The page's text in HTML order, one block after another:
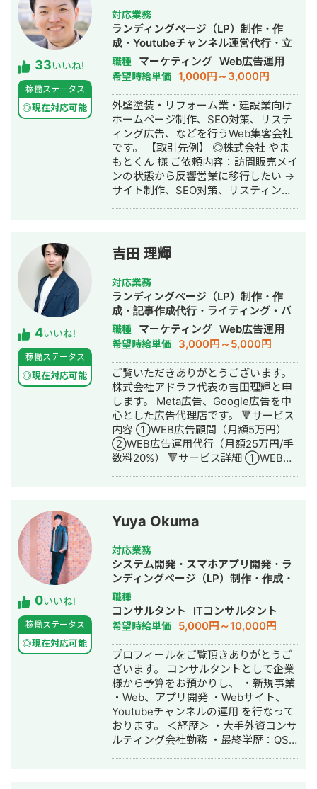
告運用、メルマガ施策、ホワイトペー
パー制作、会員登録導線の改善など幅
広く対応しておりますが、特定の施策
ありきではありません。 企業様の商材
や営業体制、ターゲット顧客、競合状
況を踏まえ、「今取り組むべき施策は
何か」という視点から、最適なマーケ
ティング戦略をご提案いたします。
「BtoB ECを立ち上げたものの、思う
ように成果が出ていない」 「営業活動
をもっと効率化したい」 「ECを新たな
営業チャネルとして育てていきたい」
そんな企業様のパートナーとして、事
業の成長をご支援いたします。お気軽
にご相談ください。
33いいね!
稼働ステータス
◎現在対応可能
対応業務
ランディングページ（LP）制作・作
成・Youtubeチャンネル運営代行・立
ち上げ・SEO対策・新規事業立上・
SNS運用代行・記事作成代行・ライテ
ィング・ホームページ制作・作成・バ
ナー制作・デザイン・リスティング広
告運用代行・オウンドメディア制作・
構築・運用代行・動画制作・動画編集
職種 マーケティング Web広告運用
希望時給単価 1,000円～3,000円
外壁塗装・リフォーム業・建設業向け
ホームページ制作、SEO対策、リステ
ィング広告、などを行うWeb集客会社
です。 【取引先例】 ◎株式会社 やま
もとくん 様 ご依頼内容：訪問販売メイ
ンの状態から反響営業に移行したい →
サイト制作、SEO対策、リスティング
ムコーポレーション（ユーペイント）
様 ご依頼内容：Web集客を依頼したい
→サイト制作、SEO対策、リスティン
グ広告運用を実施 ◎商工会・業界メデ
ィア支援例 「東村山市商工会」様 「外
壁塗装の窓口」様 ほか多数 ◎難関キー
ワードで上位表示 ・「屋根」で1位 ・
「ガルバリウム 鋼板」で1位 ・「塗り
壁」で1位 ・「外壁塗装」で3位 ・「埼
玉 リフォーム」「千葉県 外壁塗装」
「つくば市 外壁塗装」など地域キーワ
ードでも1位を多数獲得 【自己紹介】
・高校卒業後、札幌市で老舗の施工会
社に就職。職人として活動する ・
RIZAPの子会社に転職し、10年勤務。
事業部で最年少の支配人となり、新規
出店などを経験 ・副業だったマーケテ
株式会社」を設立 ・法人化後も、3年
連続で150％以上の業績アップを実現
【略歴】 2018年〜2021年 ・外壁塗装
会社の集客のプロとして個人事業主で
活動 2022年〜 ・トソーマ株式会社
代表取締役 >リフォーム業・建設業
の集客支援 >SEO事業 >リスティ
ング広告事業 >ホームページ・LP制
作事業 LINE（無料相談をご希望の方）
https://s.lmes.jp/landing-
qr/2000788262-7YNDe1MK?
uLand=UGw3dP トソーマ株式会社公
式サイト https://tosoma.co.jp 無料で
相談も受け付けています。 興味がある
方は、LINEでお気軽にご連絡ください
ませ。
4いいね!
稼働ステータス
◎現在対応可能
吉田 理輝
対応業務
ランディングページ（LP）制作・作
成・記事作成代行・ライティング・バ
ナー制作・デザイン・リスティング広
告運用代行・動画制作・動画編集
職種 マーケティング Web広告運用
希望時給単価 3,000円～5,000円
ご覧いただきありがとうございます。
株式会社アドラフ代表の吉田理輝と申
します。 Meta広告、Google広告を中
心とした広告代理店です。 🔻サービス
内容 ①WEB広告顧問（月額5万円）
②WEB広告運用代行（月額25万円/手
数料20%） 🔻サービス詳細 ①WEB広
を目指されている企業様向けです。 基
本的にはチャットにてサポートさせて
いただきます。 質問例 ・今出稿してい
る業種のCPAの相場感 ・配信設定につ
いての相談 ・CRの添削 ・LPの添削 な
ど。 ②WEB広告運用代行（月額25万
円/手数料20%） 費用は月間広告費によ
り2パターンに分かれます。 月間広告
費100万円以下の場合 月額25万円 月
間広告費100万円以上の場合 月間広告
費20% ※LPO不要で純粋な広告運用の
みの場合15万円となります。 ご契約後
の作業内容はこちらです。 ・広告運用
プランニング作成 ・配信初期設定 ・
日々の配信調整 ・画像クリエイティブ
制作 ・LP修正（FV、セクション毎の
修正） ・KW/見出しなどのテキスト制
作及び入稿 ・広告審査落ち&アカウン
0いいね!
稼働ステータス
◎現在対応可能
Yuya Okuma
対応業務
システム開発・スマホアプリ開発・ラ
ンディングページ（LP）制作・作成・
Youtubeチャンネル運営代行・立ち上
げ・ECサイト構築・ネットショップ作
成代行・SEO対策・新規事業立上・記
事作成代行・ライティング・翻訳・ホ
ームページ制作・作成・リスティング
広告運用代行・オウンドメディア制
作・構築・運用代行・動画制作・動画
編集
職種
コンサルタント ITコンサルタント
希望時給単価 5,000円～10,000円
プロフィールをご覧頂きありがとうご
ざいます。 コンサルタントとして企業
様から予算をお預かりし、 ・新規事業
・Web、アプリ開発 ・Webサイト、
Youtubeチャンネルの運用 を行なって
おります。 ＜経歴＞ ・大手外資コンサ
ルティング会社勤務 ・最終学歴：QS世